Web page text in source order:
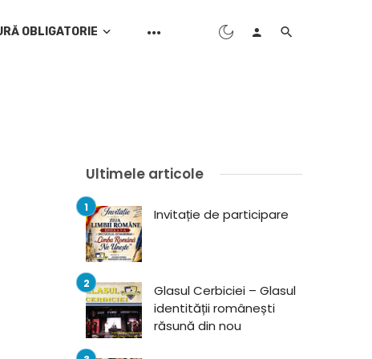
OBLIGATORIE
Ultimele articole
Invitație de participare
Glasul Cerbiciei – Glasul
identității românești
răsună din nou